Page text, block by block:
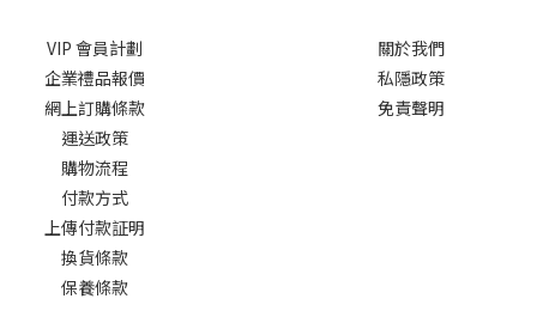
VIP 會員計劃
企業禮品報價
網上訂購條款
運送政策
購物流程
付款方式
上傳付款証明
換貨條款
保養條款
關於我們
私隱政策
免責聲明